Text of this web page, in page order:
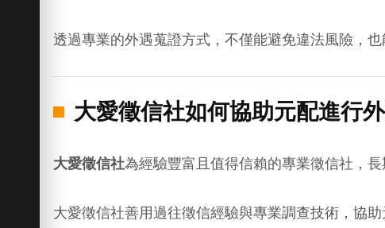
透過專業的外遇蒐證方式，不僅能避免違法風險，
大愛徵信社如何協助元配進行
大愛徵信社為經驗豐富且值得信賴的專業徵信社，
大愛徵信社善用過往徵信經驗與專業調查技術，協